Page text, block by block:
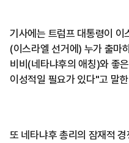
기사에는 트럼프 대통령이
(이스라엘 선거에) 누가 출마
비비(네타냐후의 애칭)와 좋
이성적일 필요가 있다"고 말
또 네타냐후 총리의 잠재적